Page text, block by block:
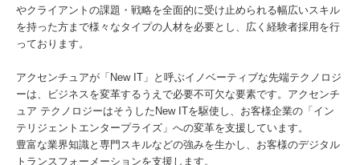
やクライアントの課題・戦略を全面的に受け止められる幅広いスキル
を持った方まで様々なタイプの人材を必要とし、広く経験者採用を行
っております。
アクセンチュアが「New IT」と呼ぶイノベーティブな先端テクノロジ
ーは、ビジネスを変革するうえで必要不可欠な要素です。アクセンチ
ュア テクノロジーはそうしたNew ITを駆使し、お客様企業の「イン
テリジェントエンタープライズ」への変革を支援しています。
豊富な業界知識と専門スキルなどの強みを生かし、お客様のデジタル
トランスフォーメーションを支援します。